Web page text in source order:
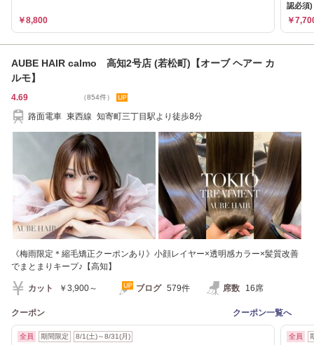
￥8,800
認必須)
￥
AUBE HAIR calmo 高知2号店 (若松町)【オーブ ヘアー カ
ルモ】
4.69 （854件）
路面電車 東西線 知寄町三丁目駅より徒歩8分
《梅雨限定＊縮毛矯正クーポンあり》小顔レイヤー×透明感カラー×髪質改善
でまとまりキープ♪【高知】
カット ￥3,900～ ブログ 579件 席数 16席
クーポン クーポン一覧へ
全員 期間限定 8/1(土)～8/31(月) 全員